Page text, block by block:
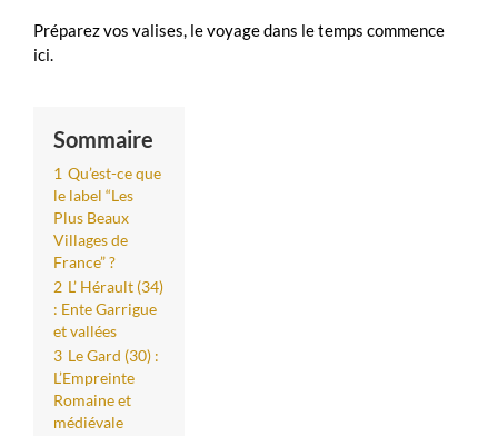
Préparez vos valises, le voyage dans le temps commence
ici.
Sommaire
1 Qu’est-ce que
le label “Les
Plus Beaux
Villages de
France” ?
2 L’ Hérault (34)
: Ente Garrigue
et vallées
3 Le Gard (30) :
L’Empreinte
Romaine et
médiévale